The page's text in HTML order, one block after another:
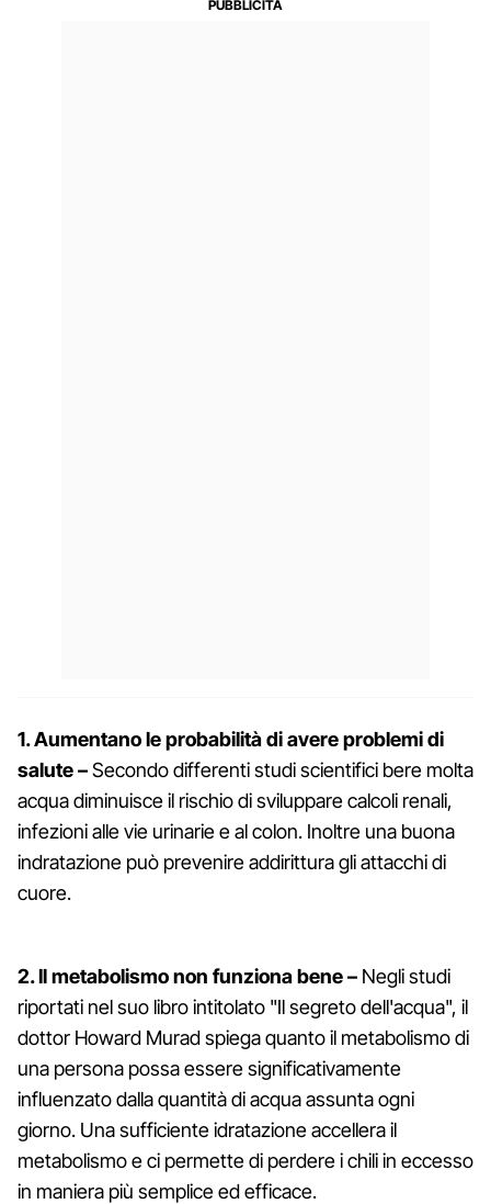
1. Aumentano le probabilità di avere problemi di
salute –Secondo differenti studi scientifici bere molta
acqua diminuisce il rischio di sviluppare calcoli renali,
infezioni alle vie urinarie e al colon. Inoltre una buona
indratazione può prevenire addirittura gli attacchi di
cuore.
2. Il metabolismo non funziona bene – Negli studi
riportati nel suo libro intitolato "Il segreto dell'acqua", il
dottor Howard Murad spiega quanto il metabolismo di
una persona possa essere significativamente
influenzato dalla quantità di acqua assunta ogni
giorno. Una sufficiente idratazione accellera il
metabolismo e ci permette di perdere i chili in eccesso
in maniera più semplice ed efficace.